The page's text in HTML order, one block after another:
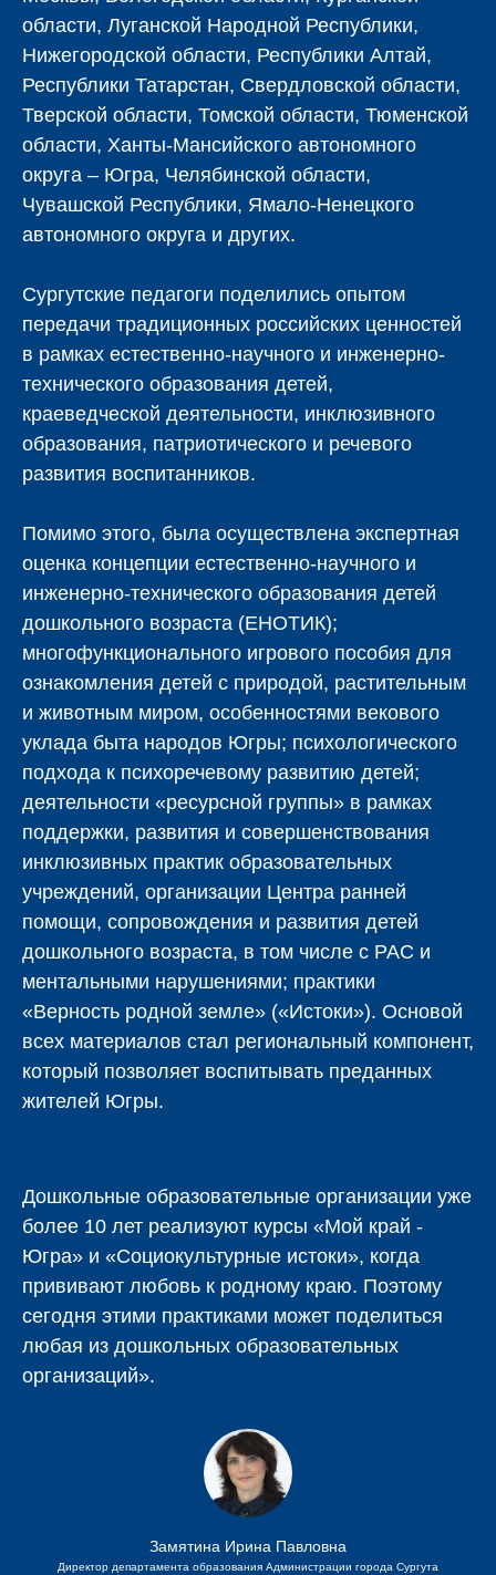
области, Луганской Народной Республики,
Нижегородской области, Республики Алтай,
Республики Татарстан, Свердловской области,
Тверской области, Томской области, Тюменской
области, Ханты-Мансийского автономного
округа – Югра, Челябинской области,
Чувашской Республики, Ямало-Ненецкого
автономного округа и других.
Сургутские педагоги поделились опытом
передачи традиционных российских ценностей
в рамках естественно-научного и инженерно-
технического образования детей,
краеведческой деятельности, инклюзивного
образования, патриотического и речевого
развития воспитанников.
Помимо этого, была осуществлена экспертная
оценка концепции естественно-научного и
инженерно-технического образования детей
дошкольного возраста (ЕНОТИК);
многофункционального игрового пособия для
ознакомления детей с природой, растительным
и животным миром, особенностями векового
уклада быта народов Югры; психологического
подхода к психоречевому развитию детей;
деятельности «ресурсной группы» в рамках
поддержки, развития и совершенствования
инклюзивных практик образовательных
учреждений, организации Центра ранней
помощи, сопровождения и развития детей
дошкольного возраста, в том числе с РАС и
ментальными нарушениями; практики
«Верность родной земле» («Истоки»). Основой
всех материалов стал региональный компонент,
который позволяет воспитывать преданных
жителей Югры.
Дошкольные образовательные организации уже
более 10 лет реализуют курсы «Мой край -
Югра» и «Социокультурные истоки», когда
прививают любовь к родному краю. Поэтому
сегодня этими практиками может поделиться
любая из дошкольных образовательных
организаций».
Замятина Ирина Павловна
Директор департамента образования Администрации города Сургута